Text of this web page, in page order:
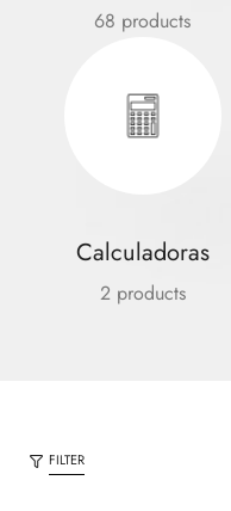
68 products
Calculadoras
2 products
FILTER